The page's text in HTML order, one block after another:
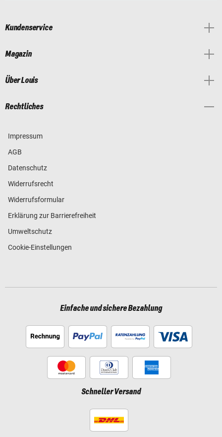
Kundenservice
Magazin
Über Louis
Rechtliches
Impressum
AGB
Datenschutz
Widerrufsrecht
Widerrufsformular
Erklärung zur Barrierefreiheit
Umweltschutz
Cookie-Einstellungen
Einfache und sichere Bezahlung
Schneller Versand